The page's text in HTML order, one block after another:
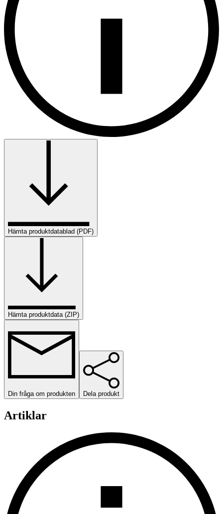
Hämta produktdatablad (PDF)
Hämta produktdata (ZIP)
Din fråga om produkten Dela produkt
Artiklar